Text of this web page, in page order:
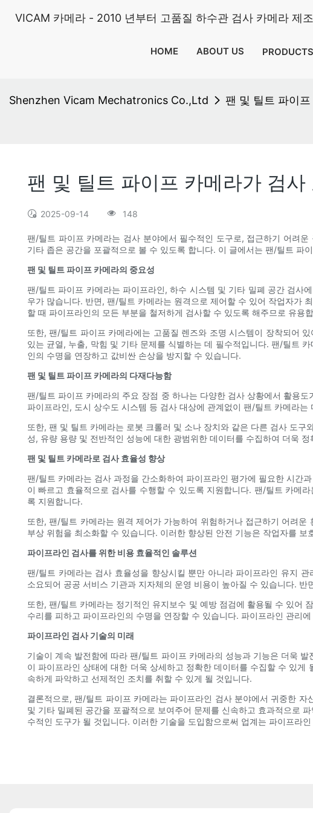
VICAM 카메라 - 2010 년부터 고품질 하수관 검사 카메라 제
HOME ABOUT US PRODUCTS
Shenzhen Vicam Mechatronics Co.,Ltd 팬 및 틸트 파이
팬 및 틸트 파이프 카메라가 검
2025-09-14 148
팬/틸트 파이프 카메라는 검사 분야에서 필수적인 도구로, 접근하기 어려
기타 좁은 공간을 포괄적으로 볼 수 있도록 합니다. 이 글에서는 팬/틸트 파
팬 및 틸트 파이프 카메라의 중요성
팬/틸트 파이프 카메라는 파이프라인, 하수 시스템 및 기타 밀폐 공간 검사
우가 많습니다. 반면, 팬/틸트 카메라는 원격으로 제어할 수 있어 작업자가
할 때 파이프라인의 모든 부분을 철저하게 검사할 수 있도록 해주므로 유용
또한, 팬/틸트 파이프 카메라에는 고품질 렌즈와 조명 시스템이 장착되어
있는 균열, 누출, 막힘 및 기타 문제를 식별하는 데 필수적입니다. 팬/틸트
인의 수명을 연장하고 값비싼 손상을 방지할 수 있습니다.
팬 및 틸트 파이프 카메라의 다재다능함
팬/틸트 파이프 카메라의 주요 장점 중 하나는 다양한 검사 상황에서 활용
파이프라인, 도시 상수도 시스템 등 검사 대상에 관계없이 팬/틸트 카메라
또한, 팬 및 틸트 카메라는 로봇 크롤러 및 소나 장치와 같은 다른 검사 도
성, 유량 용량 및 전반적인 성능에 대한 광범위한 데이터를 수집하여 더욱
팬 및 틸트 카메라로 검사 효율성 향상
팬/틸트 카메라는 검사 과정을 간소화하여 파이프라인 평가에 필요한 시간
이 빠르고 효율적으로 검사를 수행할 수 있도록 지원합니다. 팬/틸트 카메
록 지원합니다.
또한, 팬/틸트 카메라는 원격 제어가 가능하여 위험하거나 접근하기 어려
부상 위험을 최소화할 수 있습니다. 이러한 향상된 안전 기능은 작업자를
파이프라인 검사를 위한 비용 효율적인 솔루션
팬/틸트 카메라는 검사 효율성을 향상시킬 뿐만 아니라 파이프라인 유지
소요되어 공공 서비스 기관과 지자체의 운영 비용이 높아질 수 있습니다.
또한, 팬/틸트 카메라는 정기적인 유지보수 및 예방 점검에 활용될 수 있어
수리를 피하고 파이프라인의 수명을 연장할 수 있습니다. 파이프라인 관리
파이프라인 검사 기술의 미래
기술이 계속 발전함에 따라 팬/틸트 파이프 카메라의 성능과 기능은 더욱
이 파이프라인 상태에 대한 더욱 상세하고 정확한 데이터를 수집할 수 있
속하게 파악하고 선제적인 조치를 취할 수 있게 될 것입니다.
결론적으로, 팬/틸트 파이프 카메라는 파이프라인 검사 분야에서 귀중한
및 기타 밀폐된 공간을 포괄적으로 보여주어 문제를 신속하고 효과적으로
수적인 도구가 될 것입니다. 이러한 기술을 도입함으로써 업계는 파이프라